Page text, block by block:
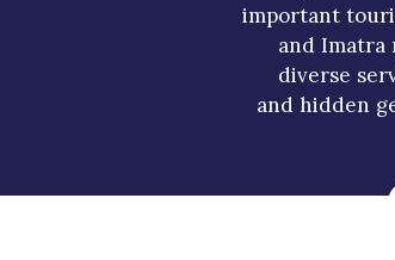
important
and Imatra
diverse
and hidden